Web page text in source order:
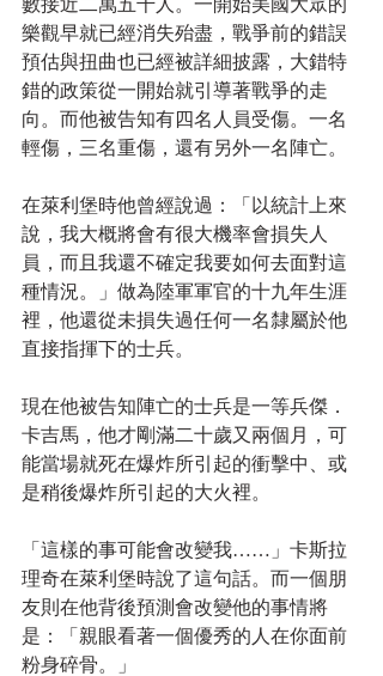
樂觀早就已經消失殆盡，戰爭前的錯誤
預估與扭曲也已經被詳細披露，大錯特
錯的政策從一開始就引導著戰爭的走
向。而他被告知有四名人員受傷。一名
輕傷，三名重傷，還有另外一名陣亡。
在萊利堡時他曾經說過：「以統計上來
說，我大概將會有很大機率會損失人
員，而且我還不確定我要如何去面對這
種情況。」做為陸軍軍官的十九年生涯
裡，他還從未損失過任何一名隸屬於他
直接指揮下的士兵。
現在他被告知陣亡的士兵是一等兵傑．
卡吉馬，他才剛滿二十歲又兩個月，可
能當場就死在爆炸所引起的衝擊中、或
是稍後爆炸所引起的大火裡。
「這樣的事可能會改變我……」卡斯拉
理奇在萊利堡時說了這句話。而一個朋
友則在他背後預測會改變他的事情將
是：「親眼看著一個優秀的人在你面前
粉身碎骨。」